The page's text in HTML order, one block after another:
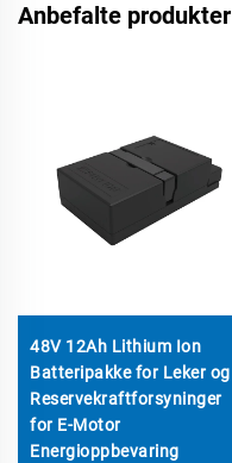
Anbefalte produkter
48V 12Ah Lithium Ion
Batteripakke for Leker og
Reservekraftforsyninger
for E-Motor
Energioppbevaring